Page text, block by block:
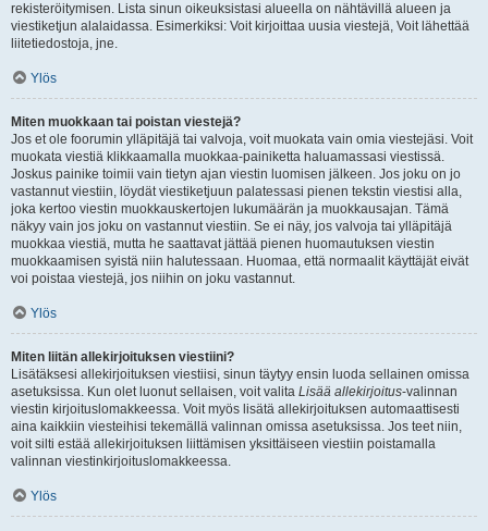
rekisteröitymisen. Lista sinun oikeuksistasi alueella on nähtävillä alueen ja
viestiketjun alalaidassa. Esimerkiksi: Voit kirjoittaa uusia viestejä, Voit lähettää
liitetiedostoja, jne.
Ylös
Miten muokkaan tai poistan viestejä?
Jos et ole foorumin ylläpitäjä tai valvoja, voit muokata vain omia viestejäsi. Voit
muokata viestiä klikkaamalla muokkaa-painiketta haluamassasi viestissä.
Joskus painike toimii vain tietyn ajan viestin luomisen jälkeen. Jos joku on jo
vastannut viestiin, löydät viestiketjuun palatessasi pienen tekstin viestisi alla,
joka kertoo viestin muokkauskertojen lukumäärän ja muokkausajan. Tämä
näkyy vain jos joku on vastannut viestiin. Se ei näy, jos valvoja tai ylläpitäjä
muokkaa viestiä, mutta he saattavat jättää pienen huomautuksen viestin
muokkaamisen syistä niin halutessaan. Huomaa, että normaalit käyttäjät eivät
voi poistaa viestejä, jos niihin on joku vastannut.
Ylös
Miten liitän allekirjoituksen viestiini?
Lisätäksesi allekirjoituksen viestiisi, sinun täytyy ensin luoda sellainen omissa
asetuksissa. Kun olet luonut sellaisen, voit valita Lisää allekirjoitus-valinnan
viestin kirjoituslomakkeessa. Voit myös lisätä allekirjoituksen automaattisesti
aina kaikkiin viesteihisi tekemällä valinnan omissa asetuksissa. Jos teet niin,
voit silti estää allekirjoituksen liittämisen yksittäiseen viestiin poistamalla
valinnan viestinkirjoituslomakkeessa.
Ylös